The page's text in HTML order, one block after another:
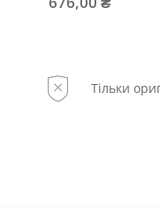
Тільки